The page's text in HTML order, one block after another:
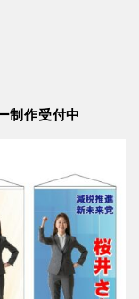
制作受付中